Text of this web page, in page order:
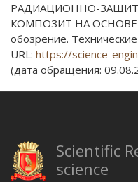
РАДИАЦИОННО-
КОМПОЗИТ НА
обозрение.
URL: https://science-
(дата обращения:
Scientific
science